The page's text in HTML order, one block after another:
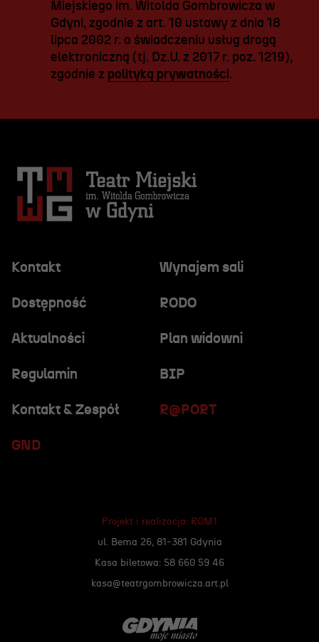
Miejskiego im. Witolda Gombrowicza w
Gdyni, zgodnie z art. 10 ustawy z dnia 18
lipca 2002 r. o świadczeniu usług drogą
elektroniczną (tj. Dz.U. z 2017 r. poz. 1219),
zgodnie z polityką prywatności.
Kontakt Wynajem sali
Dostępność RODO
R@PORT
Aktualności Plan widowni
Regulamin BIP
GND
Kontakt & Zespół
Projekt i realizacja: ROM1
ul. Bema 26, 81-381 Gdynia
Kasa biletowa: 58 660 59 46
kasa@teatrgombrowicza.art.pl